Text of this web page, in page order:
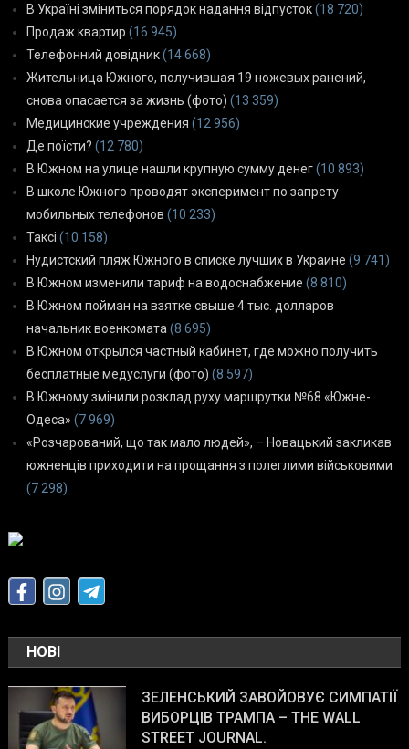
В Україні зміниться порядок надання відпусток(18 720)
Продаж квартир (16 945)
Телефонний довідник(14 668)
Жительница Южного, получившая 19 ножевых ранений,
снова опасается за жизнь (фото) (13 359)
Медицинские учреждения (12 956)
Де поїсти? (12 780)
В Южном на улице нашли крупную сумму денег(10 893)
В школе Южного проводят эксперимент по запрету
мобильных телефонов (10 233)
Таксі (10 158)
Нудистский пляж Южного в списке лучших в Украине (9 741)
В Южном изменили тариф на водоснабжение (8 810)
В Южном пойман на взятке свыше 4 тыс. долларов
начальник военкомата (8 695)
В Южном открылся частный кабинет, где можно получить
бесплатные медуслуги (фото) (8 597)
В Южному змінили розклад руху маршрутки №68 «Южне-
Одеса» (7 969)
«Розчарований, що так мало людей», – Новацький закликав
южненців приходити на прощання з полеглими військовими
(7 298)
НОВІ
ЗЕЛЕНСЬКИЙ ЗАВОЙОВУЄ СИМПАТІЇ
ВИБОРЦІВ ТРАМПА – THE WALL
STREET JOURNAL.